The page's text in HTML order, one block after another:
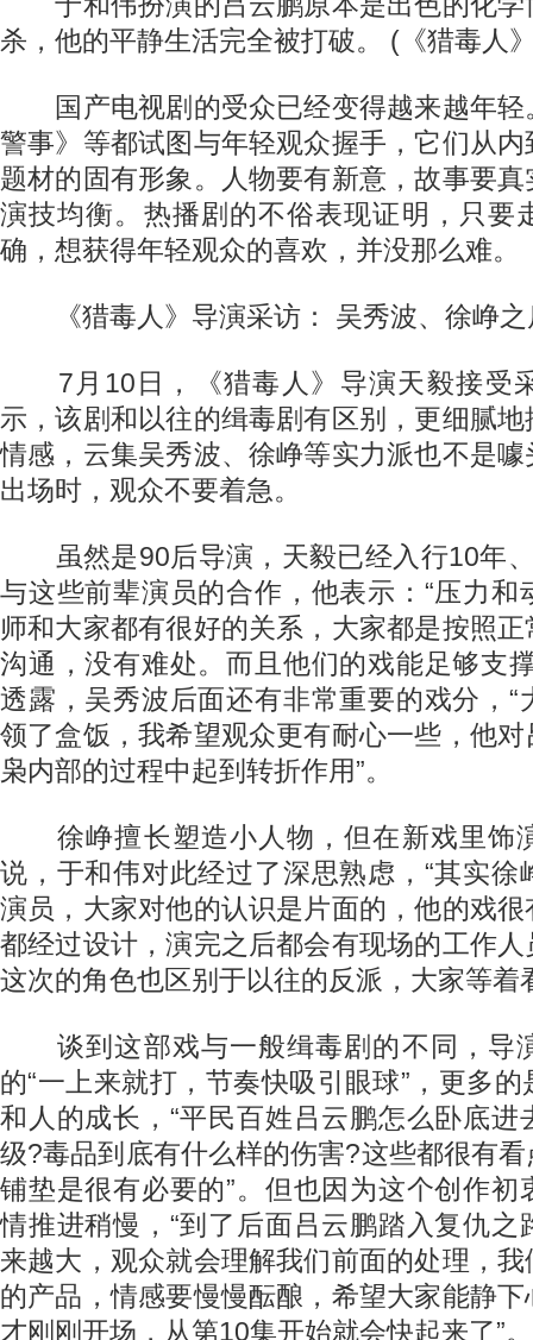
杀，他的平静生活完全被打破。 (《猎毒人
国产电视剧的受众已经变得越来越年轻
警事》等都试图与年轻观众握手，它们从
题材的固有形象。人物要有新意，故事要
演技均衡。热播剧的不俗表现证明，只要
确，想获得年轻观众的喜欢，并没那么难。
《猎毒人》导演采访： 吴秀波、徐峥之
7月10日，《猎毒人》导演天毅接受
示，该剧和以往的缉毒剧有区别，更细腻
情感，云集吴秀波、徐峥等实力派也不是
出场时，观众不要着急。
虽然是90后导演，天毅已经入行10年
与这些前辈演员的合作，他表示：“压力和
师和大家都有很好的关系，大家都是按照
沟通，没有难处。而且他们的戏能足够支
透露，吴秀波后面还有非常重要的戏分，“
领了盒饭，我希望观众更有耐心一些，他
枭内部的过程中起到转折作用”。
徐峥擅长塑造小人物，但在新戏里饰
说，于和伟对此经过了深思熟虑，“其实徐
演员，大家对他的认识是片面的，他的戏
都经过设计，演完之后都会有现场的工作
这次的角色也区别于以往的反派，大家等着
谈到这部戏与一般缉毒剧的不同，导
的“一上来就打，节奏快吸引眼球”，更多
和人的成长，“平民百姓吕云鹏怎么卧底进
级?毒品到底有什么样的伤害?这些都很有
铺垫是很有必要的”。但也因为这个创作初
情推进稍慢，“到了后面吕云鹏踏入复仇之
来越大，观众就会理解我们前面的处理，
的产品，情感要慢慢酝酿，希望大家能静
才刚刚开场，从第10集开始就会快起来了”。